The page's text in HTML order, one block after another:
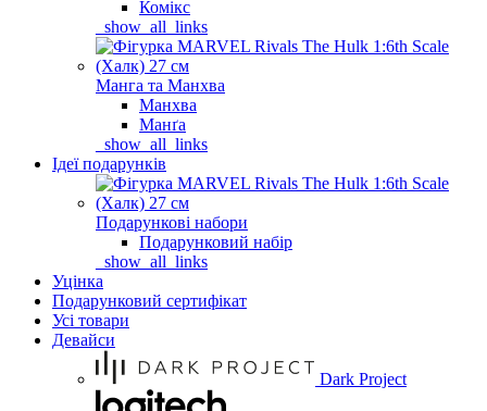
Комікс
_show_all_links
Манга та Манхва
Манхва
Манґа
_show_all_links
Ідеї подарунків
Подарункові набори
Подарунковий набір
_show_all_links
Уцінка
Подарунковий сертифікат
Усі товари
Девайси
Dark Project